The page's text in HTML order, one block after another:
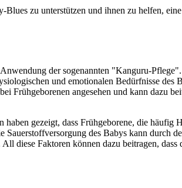
zu unterstützen und ihnen zu helfen,
der sogenannten "Kanguru-
und emotionalen Bedürfnisse des
Frühgeborenen angesehen und kann dazu
gezeigt, dass Frühgeborene, die
des Babys kann durch
diese Faktoren können dazu beitragen,